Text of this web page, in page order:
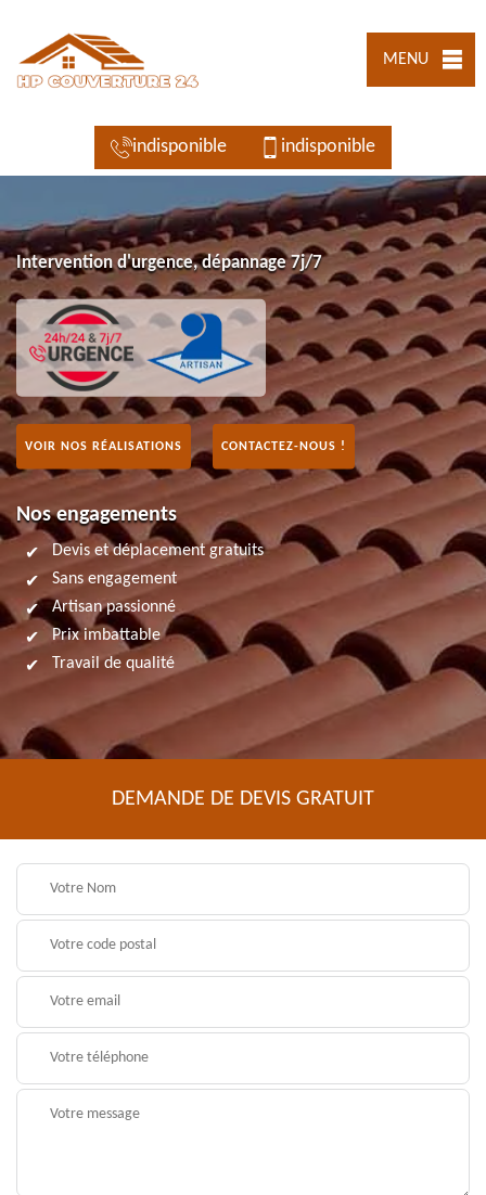
MENU
indisponible indisponible
Intervention d'urgence, dépannage 7j/7
VOIR NOS RÉALISATIONS CONTACTEZ-NOUS !
Nos engagements
Devis et déplacement gratuits
Sans engagement
Artisan passionné
Prix imbattable
Travail de qualité
DEMANDE DE DEVIS GRATUIT